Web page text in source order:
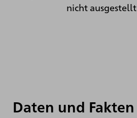
nicht ausgestellt
Daten und Fakten